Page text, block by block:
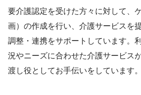
要介護認定を受けた方々に対して、
画）の作成を行い、介護サービスを
調整・連携をサポートしています。
況やニーズに合わせた介護サービス
渡し役としてお手伝いをしています。